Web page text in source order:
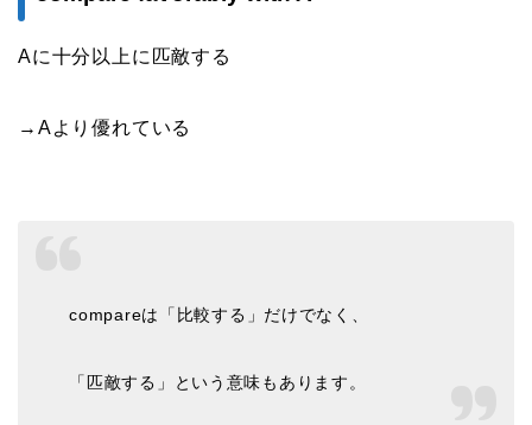
Aに十分以上に匹敵する
→Aより優れている
compareは「比較する」だけでなく、
「匹敵する」という意味もあります。